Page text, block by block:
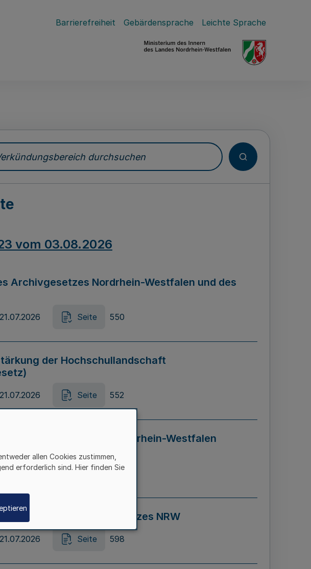
Barrierefreiheit Gebärdensprache Leichte Sprache
durchsuchen
vom 03.08.2026
Archivgesetzes Nordrhein-Westfalen und des
21.07.2026 Seite 550
der Hochschullandschaft
21.07.2026 Seite 552
Diskriminierung in Nordrhein-Westfalen
– LADG NRW)
21.07.2026 Seite 595
Online-Casinospiel Gesetzes NRW
21.07.2026 Seite 598
allen Cookies zustimmen,
erforderlich sind. Hier finden Sie